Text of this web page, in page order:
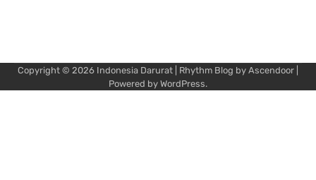
Copyright © 2026 Indonesia Darurat | Rhythm Blog by Ascendoor
Powered by WordPress.